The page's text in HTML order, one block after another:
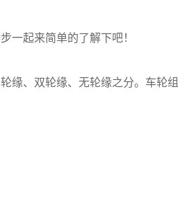
起来简单的了解下吧！
缘、双轮缘、无轮缘之分。车轮